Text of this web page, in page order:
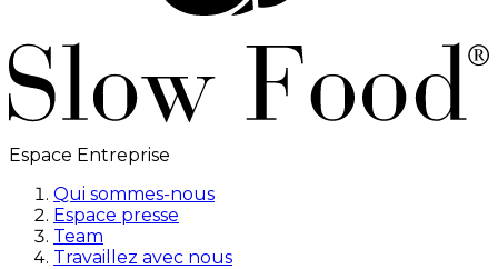
Espace Entreprise
Qui sommes-nous
Espace presse
Team
Travaillez avec nous